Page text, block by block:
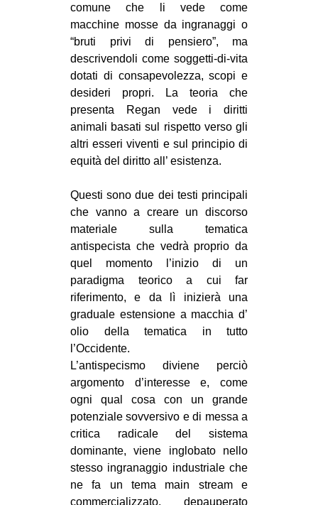
comune che li vede come
macchine mosse da ingranaggi o
“bruti privi di pensiero”, ma
descrivendoli come soggetti-di-vita
dotati di consapevolezza, scopi e
desideri propri. La teoria che
presenta Regan vede i diritti
animali basati sul rispetto verso gli
altri esseri viventi e sul principio di
equità del diritto all’ esistenza.
Questi sono due dei testi principali
che vanno a creare un discorso
materiale sulla tematica
antispecista che vedrà proprio da
quel momento l’inizio di un
paradigma teorico a cui far
riferimento, e da lì inizierà una
graduale estensione a macchia d’
olio della tematica in tutto
l’Occidente.
L’antispecismo diviene perciò
argomento d’interesse e, come
ogni qual cosa con un grande
potenziale sovversivo e di messa a
critica radicale del sistema
dominante, viene inglobato nello
stesso ingranaggio industriale che
ne fa un tema main stream e
commercializzato, depauperato